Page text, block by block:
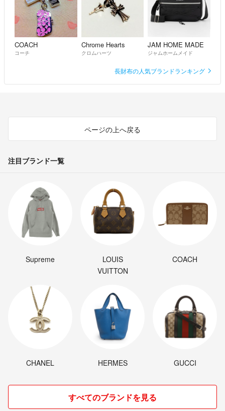
COACH
コーチ
Chrome Hearts
クロムハーツ
JAM HOME MADE
ジャムホームメイド
長財布の人気ブランドランキング
ページの上へ戻る
注目ブランド一覧
Supreme
LOUIS
VUITTON
COACH
CHANEL HERMES GUCCI
すべてのブランドを見る